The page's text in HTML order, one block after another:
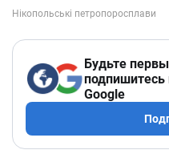
Будьте
подпишитесь
Google